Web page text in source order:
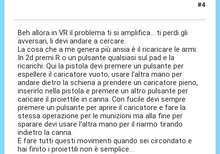
#4
Beh allora in VR il problema ti si amplifica... ti perdi gli
avversari, li devi andare a cercare.
La cosa che a me genera più ansia è il ricaricare le armi.
In 2d premi R o un pulsante qualsiasi sul pad e la
ricarichi. Qui la pistola devi premere un pulsante per
espellere il caricatore vuoto, usare l'altra mano per
andare dietro la schiena a prendere un caricatore pieno,
inserirlo nella pistola e premere un altro pulsante per
caricare il proiettile in canna. Con fucile devi sempre
premere un pulsante per aprire il caricatore e fare la
stessa operazione per le munizioni ma alla fine per
sparare devi usare l'altra mano per il riarmo tirando
indietro la canna.
E fare tutti questi movimenti quando sei circondato e
hai finito i proiettili non è semplice...